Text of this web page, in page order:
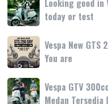
•
Mesin
pink/lilac
Yuk
test
ride
atau
bawa
good
in
Vespa
Primavera
Get
yours
today
or
Looking good in
today or test
Vespa
New
GTS
250
Day!
Celebrate
Vespa New
You are
Vespa
GTV
Vespa GTV
Medan Tersedia